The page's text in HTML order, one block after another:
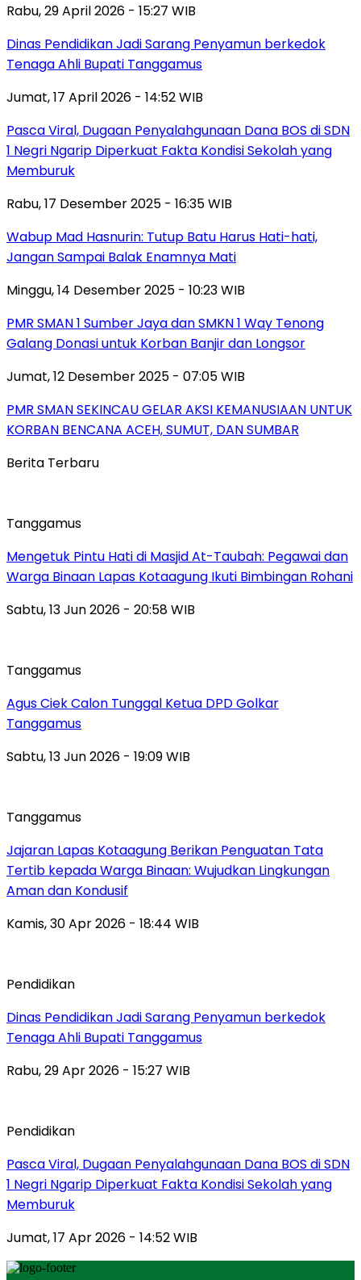
Rabu, 29 April 2026 - 15:27 WIB
Dinas Pendidikan Jadi Sarang Penyamun berkedok
Tenaga Ahli Bupati Tanggamus
Jumat, 17 April 2026 - 14:52 WIB
Pasca Viral, Dugaan Penyalahgunaan Dana BOS di SDN
1 Negri Ngarip Diperkuat Fakta Kondisi Sekolah yang
Memburuk
Rabu, 17 Desember 2025 - 16:35 WIB
Wabup Mad Hasnurin: Tutup Batu Harus Hati-hati,
Jangan Sampai Balak Enamnya Mati
Minggu, 14 Desember 2025 - 10:23 WIB
PMR SMAN 1 Sumber Jaya dan SMKN 1 Way Tenong
Galang Donasi untuk Korban Banjir dan Longsor
Jumat, 12 Desember 2025 - 07:05 WIB
PMR SMAN SEKINCAU GELAR AKSI KEMANUSIAAN UNTUK
KORBAN BENCANA ACEH, SUMUT, DAN SUMBAR
Berita Terbaru
Tanggamus
Mengetuk Pintu Hati di Masjid At-Taubah: Pegawai dan
Warga Binaan Lapas Kotaagung Ikuti Bimbingan Rohani
Sabtu, 13 Jun 2026 - 20:58 WIB
Tanggamus
Agus Ciek Calon Tunggal Ketua DPD Golkar
Tanggamus
Sabtu, 13 Jun 2026 - 19:09 WIB
Tanggamus
Jajaran Lapas Kotaagung Berikan Penguatan Tata
Tertib kepada Warga Binaan: Wujudkan Lingkungan
Aman dan Kondusif
Kamis, 30 Apr 2026 - 18:44 WIB
Pendidikan
Dinas Pendidikan Jadi Sarang Penyamun berkedok
Tenaga Ahli Bupati Tanggamus
Rabu, 29 Apr 2026 - 15:27 WIB
Pendidikan
Pasca Viral, Dugaan Penyalahgunaan Dana BOS di SDN
1 Negri Ngarip Diperkuat Fakta Kondisi Sekolah yang
Memburuk
Jumat, 17 Apr 2026 - 14:52 WIB